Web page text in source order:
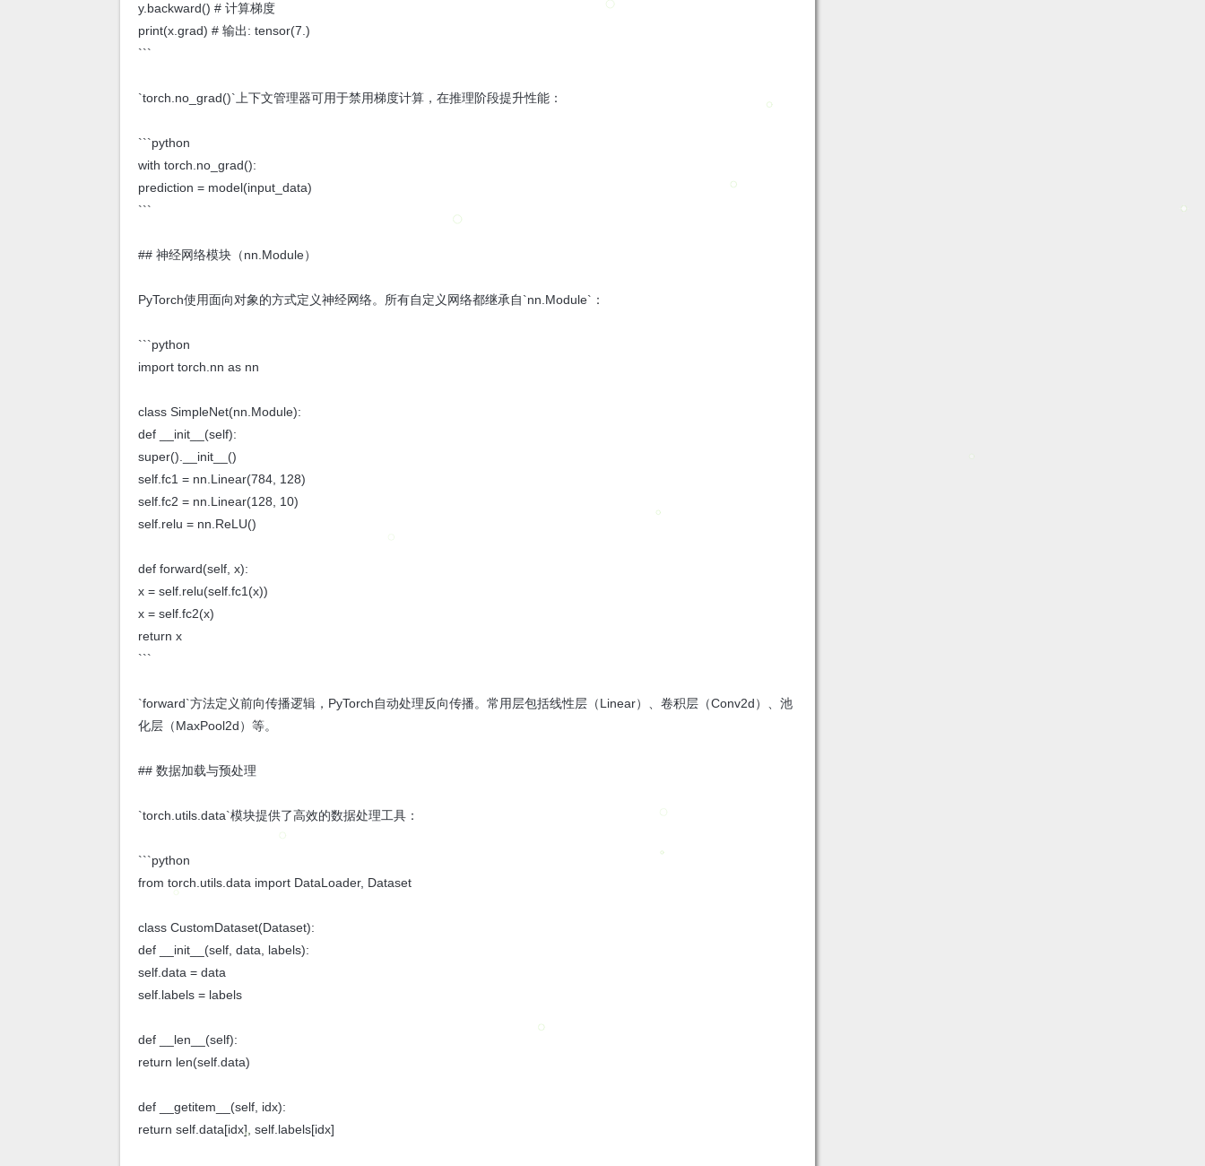
y.backward() # 计算梯度
print(x.grad) # 输出: tensor(7.)
```
`torch.no_grad()`上下文管理器可用于禁用梯度计算，在推理阶段提升性能：
```python
with torch.no_grad():
prediction = model(input_data)
```
## 神经网络模块（nn.Module）
PyTorch使用面向对象的方式定义神经网络。所有自定义网络都继承自`nn.Module`：
```python
import torch.nn as nn
class SimpleNet(nn.Module):
def __init__(self):
super().__init__()
self.fc1 = nn.Linear(784, 128)
self.fc2 = nn.Linear(128, 10)
self.relu = nn.ReLU()
def forward(self, x):
x = self.relu(self.fc1(x))
x = self.fc2(x)
return x
```
`forward`方法定义前向传播逻辑，PyTorch自动处理反向传播。常用层包括线性层（Linear）、卷积层（Conv2d）、池
化层（MaxPool2d）等。
## 数据加载与预处理
`torch.utils.data`模块提供了高效的数据处理工具：
```python
from torch.utils.data import DataLoader, Dataset
class CustomDataset(Dataset):
def __init__(self, data, labels):
self.data = data
self.labels = labels
def __len__(self):
return len(self.data)
def __getitem__(self, idx):
return self.data[idx], self.labels[idx]